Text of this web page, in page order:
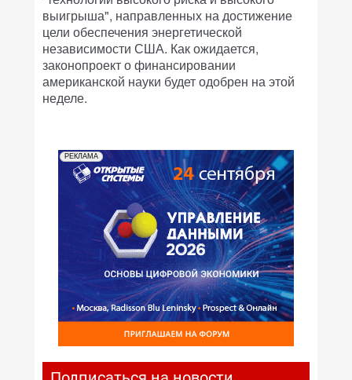
выигрыша", направленных на достижение
цели обеспечения энергетической
независимости США. Как ожидается,
законопроект о финансировании
американской науки будет одобрен на этой
неделе.
РЕКЛАМА